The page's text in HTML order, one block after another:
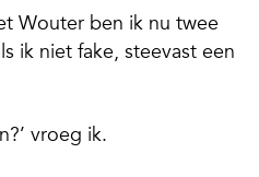
Wouter ben ik nu twee
ik niet fake, steevast een
vroeg ik.